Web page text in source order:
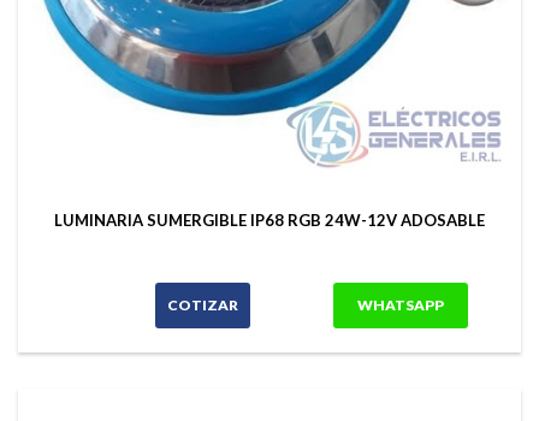
LUMINARIA SUMERGIBLE IP68 RGB 24W-12V ADOSABLE
COTIZAR WHATSAPP